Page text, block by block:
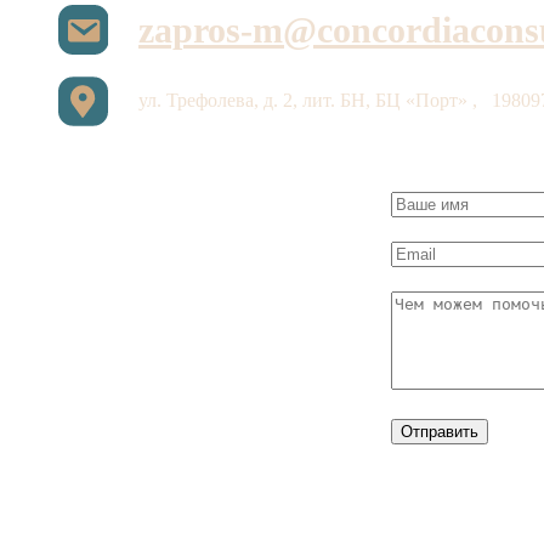
zapros-
ул. Трефолева, д. 2, лит. БН, БЦ «Порт» ,